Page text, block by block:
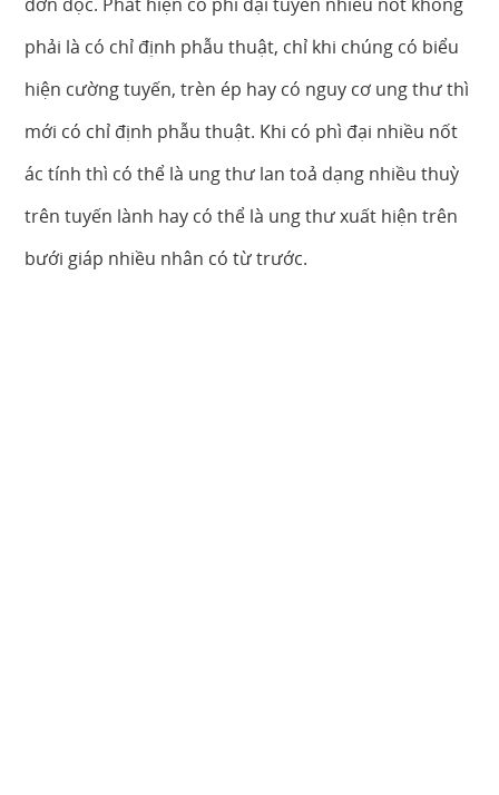
phải là có chỉ định phẫu thuật, chỉ khi chúng có biểu
hiện cường tuyến, trèn ép hay có nguy cơ ung thư thì
mới có chỉ định phẫu thuật. Khi có phì đại nhiều nốt
ác tính thì có thể là ung thư lan toả dạng nhiều thuỳ
trên tuyến lành hay có thể là ung thư xuất hiện trên
bưới giáp nhiều nhân có từ trước.